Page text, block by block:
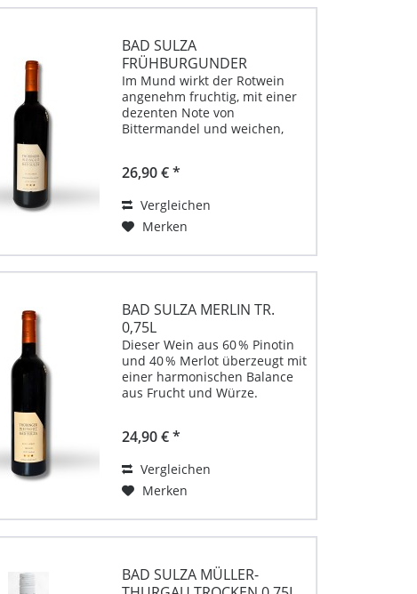
BAD SULZA
FRÜHBURGUNDER
EXCELLENCE 0,75 L
TROCKEN
Im Mund wirkt der Rotwein
angenehm fruchtig, mit einer
dezenten Note von
Bittermandel und weichen,
Unternehmenskontakt:
GmbH Sonnendorf Nr. 17
99518 Bad Sulza Allgemeine...
26,90 € *
Vergleichen
Merken
BAD SULZA MERLIN TR.
0,75L
Dieser Wein aus 60 % Pinotin
und 40 % Merlot überzeugt mit
einer harmonischen Balance
aus Frucht und Würze.
Geschmacksbild, fein unterlegt
durch den Ausbau im...
24,90 € *
Vergleichen
Merken
BAD SULZA MÜLLER-